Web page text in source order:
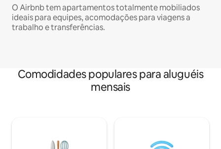
O Airbnb tem apartamentos totalmente mobiliados
ideais para equipes, acomodações para viagens a
trabalho e transferências.
Comodidades populares para aluguéis
mensais